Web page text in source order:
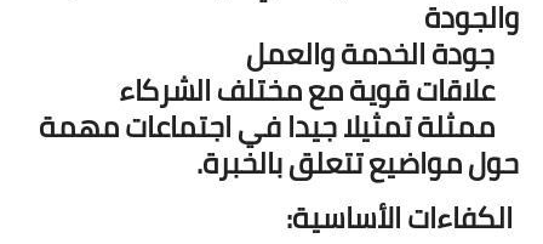
والجودة
جودة الخدمة والعمل
علاقات قوية مع مختلف الشركاء
ممثلة تمثيلا جيدا في اجتماعات مهمة
حول مواضيع تتعلق بالخبرة.
الكفاءات الأساسية: